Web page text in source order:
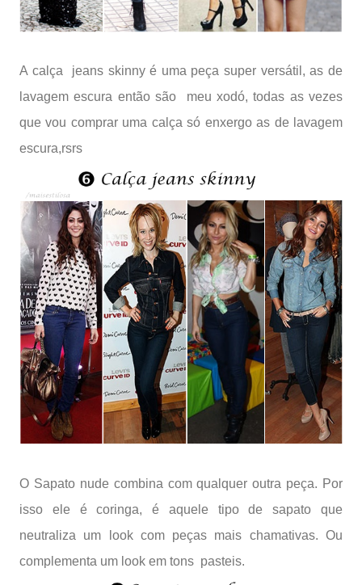
A calça jeans skinny é uma peça super versátil, as de
lavagem escura então são meu xodó, todas as vezes
que vou comprar uma calça só enxergo as de lavagem
escura,rsrs
O Sapato nude combina com qualquer outra peça. Por
isso ele é coringa, é aquele tipo de sapato que
neutraliza um look com peças mais chamativas. Ou
complementa um look em tons pasteis.